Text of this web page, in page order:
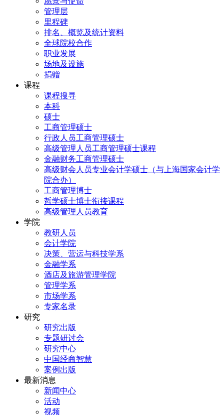
管理层
里程碑
排名、概览及统计资料
全球院校合作
职业发展
场地及设施
捐赠
课程
课程搜寻
本科
硕士
工商管理硕士
行政人员工商管理硕士
高级管理人员工商管理硕士课程
金融财务工商管理硕士
高级财会人员专业会计学硕士（与上海国家会计学
院合办）
工商管理博士
哲学硕士博士衔接课程
高级管理人员教育
学院
教研人员
会计学院
决策、营运与科技学系
金融学系
酒店及旅游管理学院
管理学系
市场学系
专家名录
研究
研究出版
专题研讨会
研究中心
中国经商智慧
案例出版
最新消息
新闻中心
活动
视频